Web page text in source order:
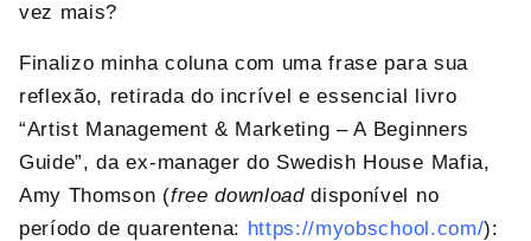
vez mais?
Finalizo minha coluna com uma frase para sua
reflexão, retirada do incrível e essencial livro
“Artist Management & Marketing – A Beginners
Guide”, da ex-manager do Swedish House Mafia,
Amy Thomson (free downloaddisponível no
período de quarentena: https://myobschool.com/):